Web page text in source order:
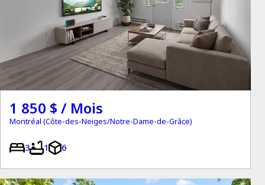
1 850 $ / Mois
Montréal (Côte-des-Neiges/Notre-Dame-de-Grâce)
3 1 6